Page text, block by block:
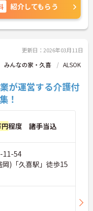
紹介してもらう
更新日：2026年03月11日
みんなの家・久喜
ALSOK
が運営する介護付
！
程度 諸手当込
11-54
岡)「久喜駅」徒歩15